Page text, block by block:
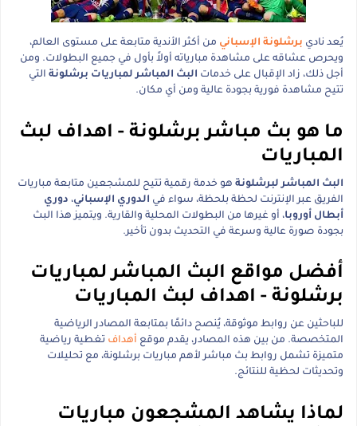
يُعد نادي برشلونة الإسباني من أكثر الأندية متابعة على مستوى العالم،
ويحرص عشاقه على مشاهدة مبارياته أولاً بأول في جميع البطولات. ومن
أجل ذلك، زاد الإقبال على خدمات البث المباشر لمباريات برشلونة التي
تتيح مشاهدة فورية بجودة عالية ومن أي مكان.
ما هو بث مباشر برشلونة - اهداف لبث
المباريات
البث المباشر لبرشلونة هو خدمة رقمية تتيح للمشجعين متابعة مباريات
الفريق عبر الإنترنت لحظة بلحظة، سواء في الدوري الإسباني، دوري
أبطال أوروبا، أو غيرها من البطولات المحلية والقارية. ويتميز هذا البث
بجودة صورة عالية وسرعة في التحديث بدون تأخير.
أفضل مواقع البث المباشر لمباريات
برشلونة - اهداف لبث المباريات
للباحثين عن روابط موثوقة، يُنصح دائمًا بمتابعة المصادر الرياضية
المتخصصة. من بين هذه المصادر، يقدم موقع أهداف تغطية رياضية
متميزة تشمل روابط بث مباشر لأهم مباريات برشلونة، مع تحليلات
وتحديثات لحظية للنتائج.
لماذا يشاهد المشجعون مباريات